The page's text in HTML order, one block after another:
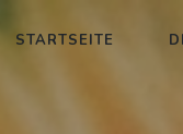
STARTSEITE